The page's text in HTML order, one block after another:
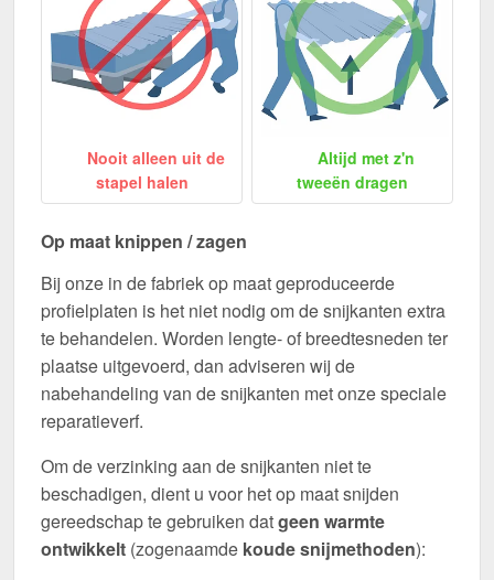
Nooit alleen uit de
stapel halen
Altijd met z'n
tweeën dragen
Op maat knippen / zagen
Bij onze in de fabriek op maat geproduceerde
profielplaten is het niet nodig om de snijkanten extra
te behandelen. Worden lengte- of breedtesneden ter
plaatse uitgevoerd, dan adviseren wij de
nabehandeling van de snijkanten met onze speciale
reparatieverf.
Om de verzinking aan de snijkanten niet te
beschadigen, dient u voor het op maat snijden
gereedschap te gebruiken datgeen warmte
ontwikkelt (zogenaamde koude snijmethoden):